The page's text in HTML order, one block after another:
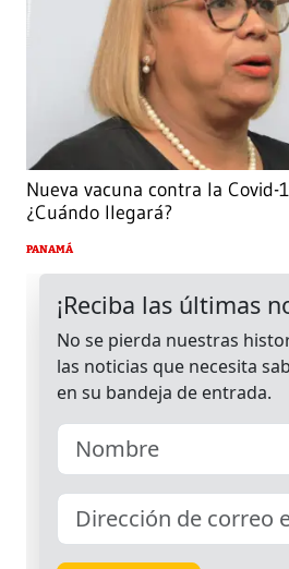
Nueva vacuna contra la Covid-
¿Cuándo llegará?
PANAMÁ